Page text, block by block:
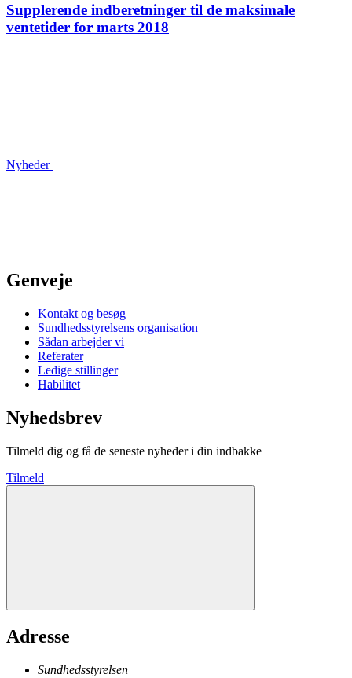
Supplerende indberetninger til de maksimale
ventetider for marts 2018
Nyheder
Genveje
Kontakt og besøg
Sundhedsstyrelsens organisation
Sådan arbejder vi
Referater
Ledige stillinger
Habilitet
Nyhedsbrev
Tilmeld dig og få de seneste nyheder i din indbakke
Tilmeld
Adresse
Sundhedsstyrelsen